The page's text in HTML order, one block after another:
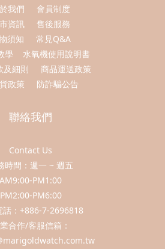
我們
會員制度
資訊
售後服務
須知
常見Q&A
學
水氧機使用說明書
及細則
商品運送政策
政策
防詐騙公告
聯絡我們
Contact Us
時間：週一 ~ 週五
AM9:00-PM1:00
PM2:00-PM6:00
話：+886-7-2696818
合作/客服信箱：